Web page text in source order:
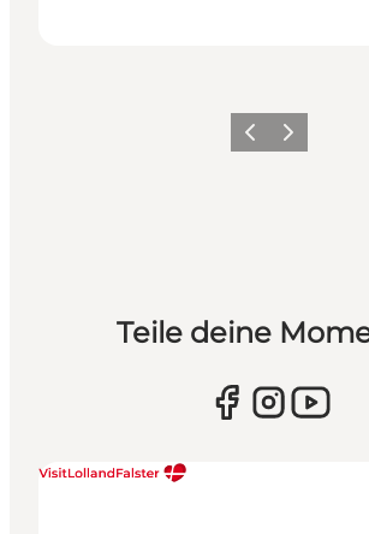
ZurückWeiter
Teile deine